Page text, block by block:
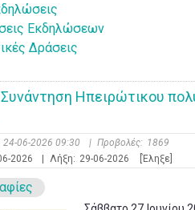
Εκδηλώσεων
Δράσεις
Ηπειρώτικου
24-06-2026 09:30 | Προβολές: 1869
2026 | Λήξη: 29-06-2026 [Έληξε]